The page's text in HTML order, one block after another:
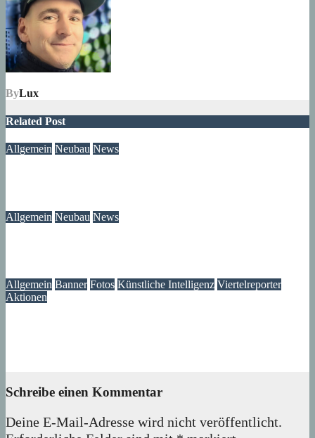
ByLux
Related Post
Allgemein Neubau News
Allgemein Neubau News
Allgemein Banner Fotos Künstliche Intelligenz Viertelreporter
Aktionen
Schreibe einen Kommentar
Deine E-Mail-Adresse wird nicht veröffentlicht.